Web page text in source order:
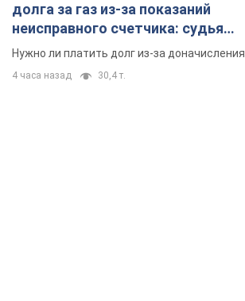
долга за газ из-за показаний
неисправного счетчика: судья
вынес неожиданное решение
Нужно ли платить долг из-за доначисления
4 часа назад 30,4 т.